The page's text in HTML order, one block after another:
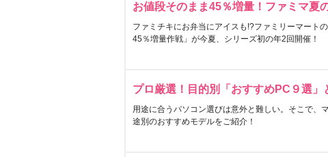
お値段そのまま45％増量！ファミマ夏
ファミチキにお弁当にアイスも!?ファミリーマート
45％増量作戦」が今夏、シリーズ初の年2回開催！
プロ厳選！目的別「おすすめPC９選」
用途に合うパソコン選びは意外と難しい。そこで、
途別のおすすめモデルをご紹介！